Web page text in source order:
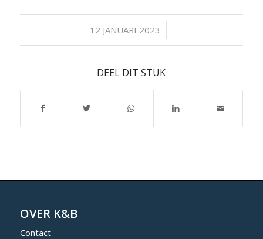
12 JANUARI 2023
/
DEEL DIT STUK
OVER K&B
Contact